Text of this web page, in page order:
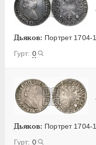
Дьяков: Портрет 1704-
0
Дьяков: Портрет 1704-
0